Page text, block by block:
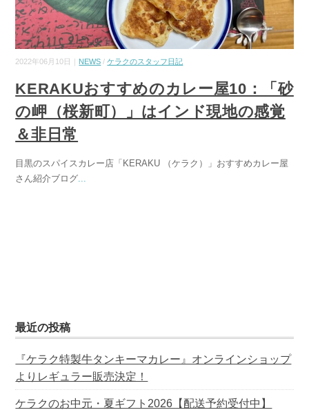
2022年06月10日｜ NEWS /ケラクのスタッフ日記
KERAKUおすすめのカレー屋10：「砂
の岬（桜新町）」はインド現地の感覚
＆非日常
目黒のスパイスカレー店「KERAKU （ケラク）」おすすめカレー屋
さん紹介ブログ
最近の投稿
『ケラク特製牛タンキーマカレー』オンラインショップ
よりレギュラー販売決定！
ケラクのお中元・夏ギフト2026【配送予約受付中】